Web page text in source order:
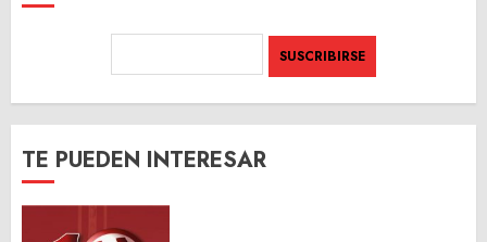
TE PUEDEN INTERESAR